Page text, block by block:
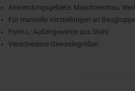
Anwendungsgebiete: Maschinenbau,
Für manuelle Verstellungen an
Form L: Außengewinde aus Stahl
Verschiedene Gewindegrößen